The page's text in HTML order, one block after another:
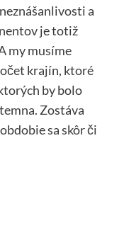
a
je totiž
my musíme
krajín, ktoré
by bolo
Zostáva
sa skôr či